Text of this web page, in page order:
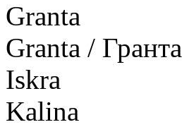
Granta
Granta / Гранта
Iskra
Kalina